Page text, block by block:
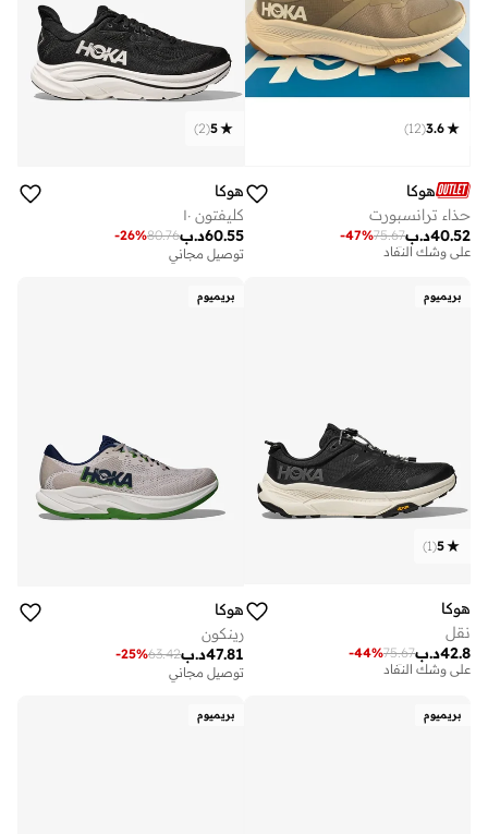
3.6
(
12
)
هوكا
حذاء ترانسبورت
د.ب40.52
75.67
-47%
توصيل مجاني
على وشك النفاد
توصيل مجاني
5
(
2
)
هوكا
كليفتون ١٠
د.ب60.55
80.76
-26%
توصيل مجاني
بريميوم
5
(
1
)
هوكا
نقل
د.ب42.8
75.67
-44%
توصيل مجاني
على وشك النفاد
توصيل مجاني
بريميوم
هوكا
رينكون
د.ب47.81
63.42
-25%
توصيل مجاني
بريميوم بريميوم